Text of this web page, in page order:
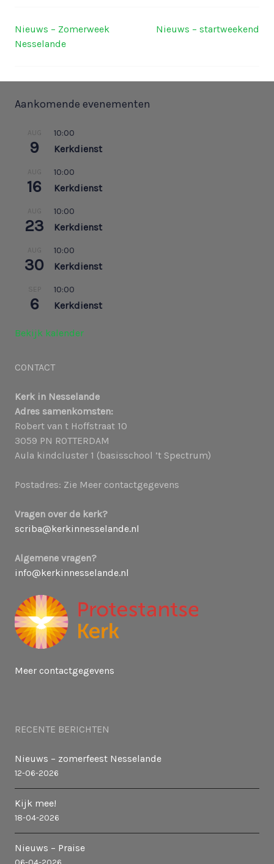
Berichtnavigatie
Nieuws – Zomerweek
Nesselande
Nieuws – startweekend
Aankomende evenementen
AUG
9
10:00
Kerkdienst
AUG
16
10:00
Kerkdienst
AUG
23
10:00
Kerkdienst
AUG
30
10:00
Kerkdienst
6
10:00
Kerkdienst
Bekijk kalender
CONTACT
Kerk in Nesselande
Adres samenkomsten:
Robert van t Hoffstraat 10
3059 PN ROTTERDAM
Aula kindcluster 1 (basisschool ’t Spectrum)
Postadres: Zie Meer contactgegevens
Vragen over de kerk?
scriba@kerkinnesselande.nl
Algemene vragen?
info@kerkinnesselande.nl
Meer contactgegevens
RECENTE BERICHTEN
Nieuws – zomerfeest Nesselande
12-06-2026
Kijk mee!
18-04-2026
Nieuws – Praise